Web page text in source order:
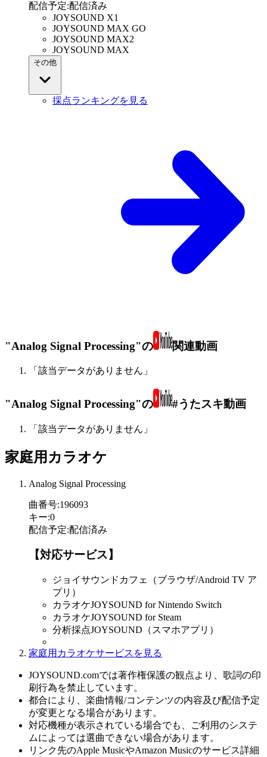
配信予定:配信済み
JOYSOUND X1
JOYSOUND MAX GO
JOYSOUND MAX2
JOYSOUND MAX
その他
採点ランキングを見る
"Analog Signal Processing"の 関連動画
「該当データがありません」
"Analog Signal Processing"の #うたスキ動画
「該当データがありません」
家庭用カラオケ
Analog Signal Processing
曲番号:196093
キー:0
配信予定:配信済み
【対応サービス】
ジョイサウンドカフェ（ブラウザ/Android TV ア
プリ）
カラオケJOYSOUND for Nintendo Switch
カラオケJOYSOUND for Steam
分析採点JOYSOUND（スマホアプリ）
家庭用カラオケサービスを見る
JOYSOUND.comでは著作権保護の観点より、歌詞の印
刷行為を禁止しています。
都合により、楽曲情報/コンテンツの内容及び配信予定
が変更となる場合があります。
対応機種が表示されている場合でも、ご利用のシステ
ムによっては選曲できない場合があります。
リンク先のApple MusicやAmazon Musicのサービス詳細